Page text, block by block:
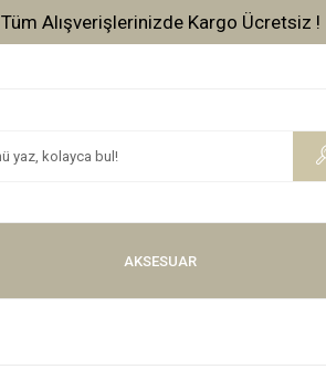
Tüm Alışverişlerinizde Kargo Ücretsiz !
AKSESUAR